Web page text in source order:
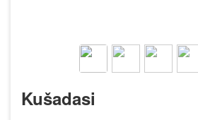
Kušadasi